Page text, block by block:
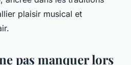
plaisir musical et
pas manquer lors